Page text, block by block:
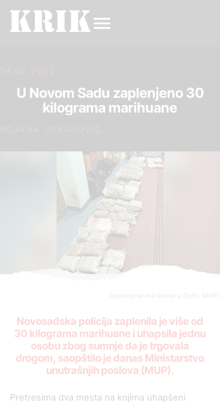
24.02.2022.
U Novom Sadu zaplenjeno 30
kilograma marihuane
Zaplenjena marihunara (foto: MUP)
Novosadska policija zaplenila je više od
30 kilograma marihuane i uhapsila jednu
osobu zbog sumnje da je trgovala
drogom, saopštilo je danas Ministarstvo
unutrašnjih poslova (MUP).
Pretresima dva mesta na kojima uhapšeni